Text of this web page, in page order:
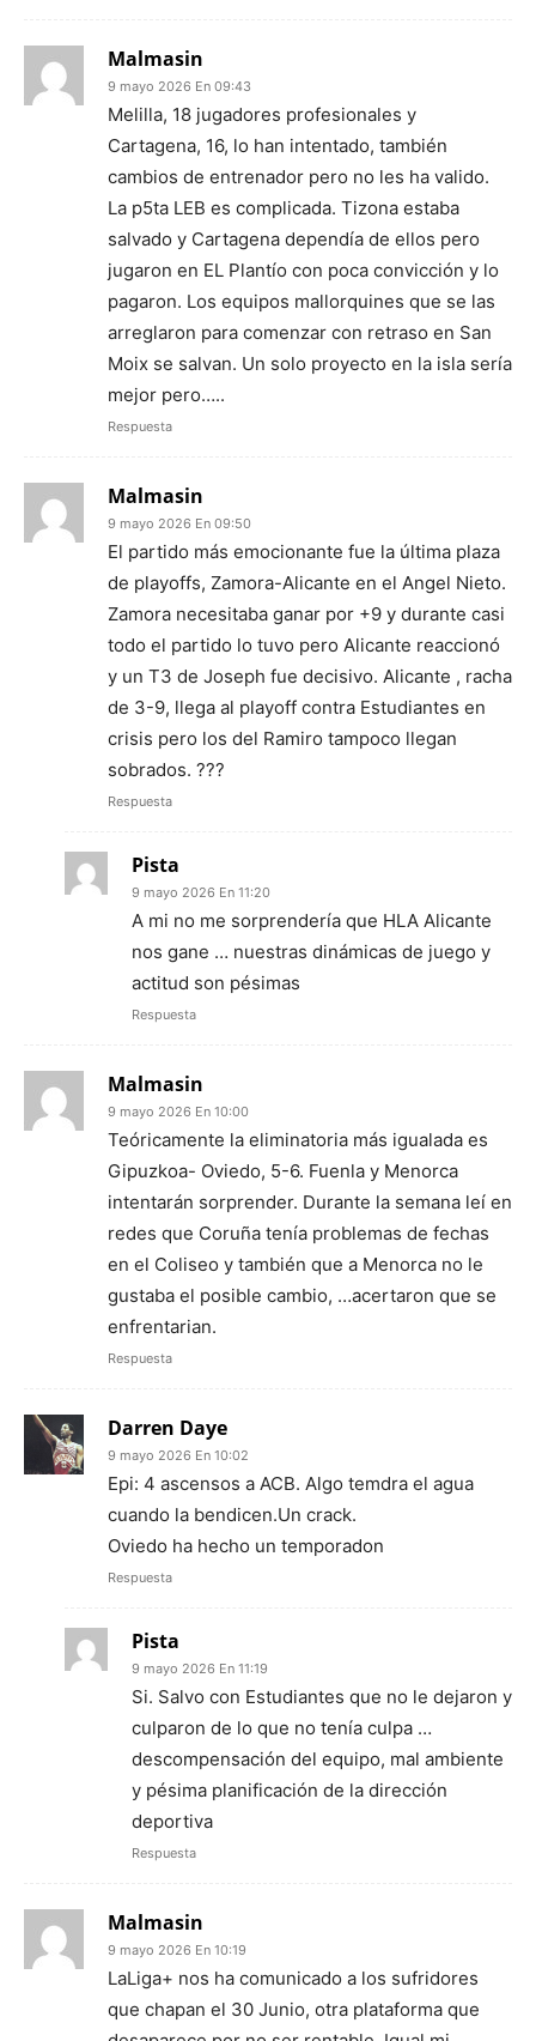
Malmasin
9 mayo 2026 En 09:43
Melilla, 18 jugadores profesionales y
Cartagena, 16, lo han intentado, también
cambios de entrenador pero no les ha valido.
La p5ta LEB es complicada. Tizona estaba
salvado y Cartagena dependía de ellos pero
jugaron en EL Plantío con poca convicción y lo
pagaron. Los equipos mallorquines que se las
arreglaron para comenzar con retraso en San
Moix se salvan. Un solo proyecto en la isla sería
mejor pero…..
Respuesta
Malmasin
9 mayo 2026 En 09:50
El partido más emocionante fue la última plaza
de playoffs, Zamora-Alicante en el Angel Nieto.
Zamora necesitaba ganar por +9 y durante casi
todo el partido lo tuvo pero Alicante reaccionó
y un T3 de Joseph fue decisivo. Alicante , racha
de 3-9, llega al playoff contra Estudiantes en
crisis pero los del Ramiro tampoco llegan
sobrados. ???
Respuesta
Pista
9 mayo 2026 En 11:20
A mi no me sorprendería que HLA Alicante
nos gane … nuestras dinámicas de juego y
actitud son pésimas
Respuesta
Malmasin
9 mayo 2026 En 10:00
Teóricamente la eliminatoria más igualada es
Gipuzkoa- Oviedo, 5-6. Fuenla y Menorca
intentarán sorprender. Durante la semana leí en
redes que Coruña tenía problemas de fechas
en el Coliseo y también que a Menorca no le
gustaba el posible cambio, …acertaron que se
enfrentarian.
Respuesta
Darren Daye
9 mayo 2026 En 10:02
Epi: 4 ascensos a ACB. Algo temdra el agua
cuando la bendicen.Un crack.
Oviedo ha hecho un temporadon
Respuesta
Pista
9 mayo 2026 En 11:19
Si. Salvo con Estudiantes que no le dejaron y
culparon de lo que no tenía culpa …
descompensación del equipo, mal ambiente
y pésima planificación de la dirección
deportiva
Respuesta
Malmasin
9 mayo 2026 En 10:19
LaLiga+ nos ha comunicado a los sufridores
que chapan el 30 Junio, otra plataforma que